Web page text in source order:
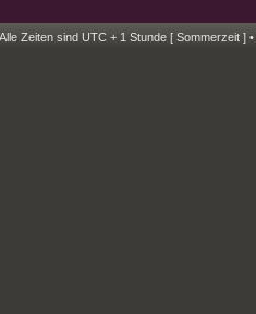
Alle Zeiten sind UTC + 1 Stunde [ Sommerzeit ] •